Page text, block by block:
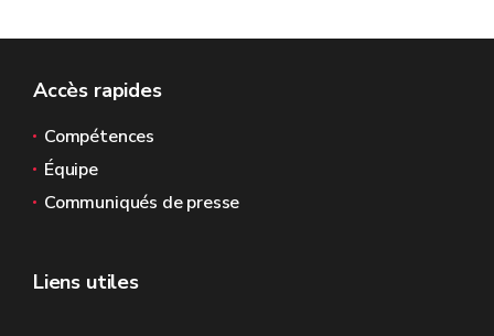
Accès rapides
Compétences
Équipe
Communiqués de presse
Liens utiles